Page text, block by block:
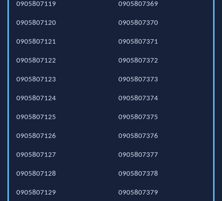
0905807119
0905807120
0905807121
0905807122
0905807123
0905807124
0905807125
0905807126
0905807127
0905807128
0905807129
0905807369
0905807370
0905807371
0905807372
0905807373
0905807374
0905807375
0905807376
0905807377
0905807378
0905807379